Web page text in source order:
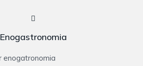
Enogastronomia